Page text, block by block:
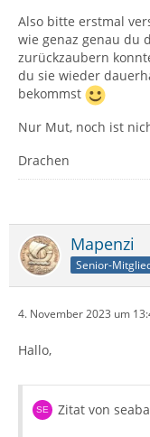
Also bitte erstmal
wie genaz genau du
zurückzaubern
du sie wieder
bekommst
Nur Mut, noch ist
Drachen
Mapenzi
Senior-
4. November 2023 um
Hallo,
Zitat von